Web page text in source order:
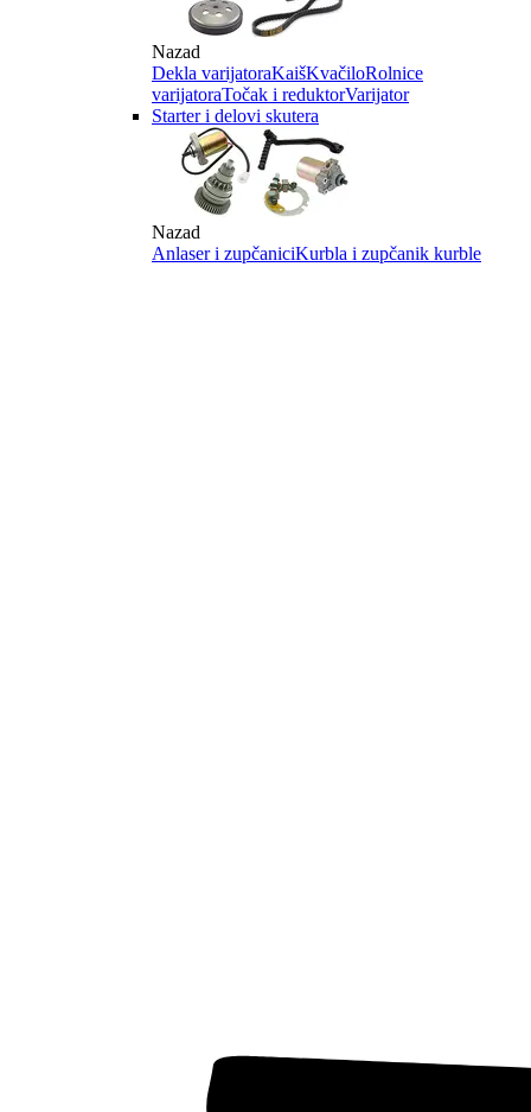
Nazad
Dekla varijatoraKaišKvačiloRolnice
varijatoraTočak i reduktorVarijator
Starter i delovi skutera
Nazad
Anlaser i zupčaniciKurbla i zupčanik kurble